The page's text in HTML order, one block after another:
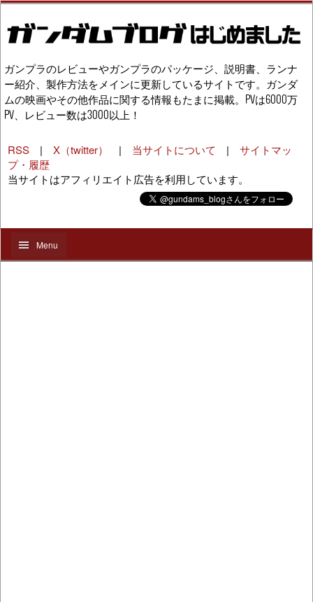
ガンプラのレビューやガンプラのパッケージ、説明書、ランナ
ー紹介、製作方法をメインに更新しているサイトです。ガンダ
ムの映画やその他作品に関する情報もたまに掲載。PVは6000万
PV、レビュー数は3000以上！
RSS | X（twitter） | 当サイトについて | サイトマッ
プ・履歴
当サイトはアフィリエイト広告を利用しています。
Menu